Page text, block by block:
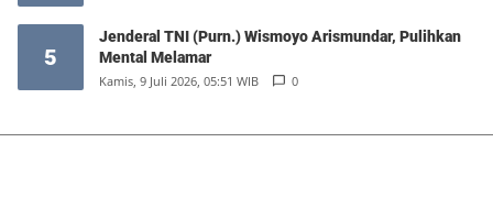
5
Jenderal TNI (Purn.) Wismoyo Arismundar, Pulihkan
Mental Melamar
Kamis, 9 Juli 2026, 05:51 WIB 0